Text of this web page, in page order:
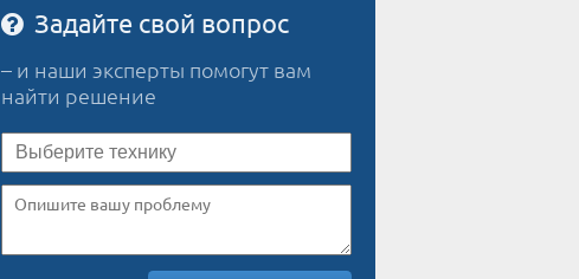
Задайте свой вопрос
– и наши эксперты помогут вам
найти решение